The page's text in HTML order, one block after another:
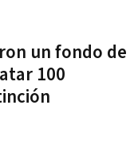
un fondo de
100